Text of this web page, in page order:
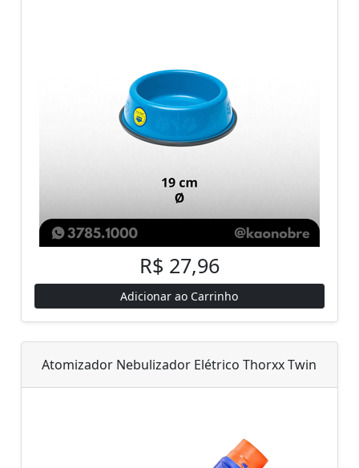
R$ 27,96
Adicionar ao Carrinho
Atomizador Nebulizador Elétrico Thorxx Twin